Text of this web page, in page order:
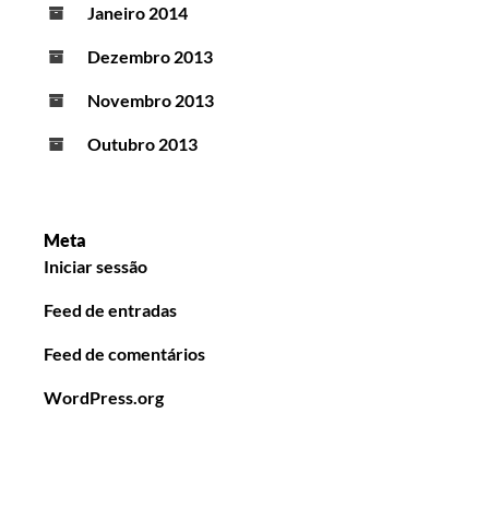
Janeiro 2014
Dezembro 2013
Novembro 2013
Outubro 2013
Meta
Iniciar sessão
Feed de entradas
Feed de comentários
WordPress.org